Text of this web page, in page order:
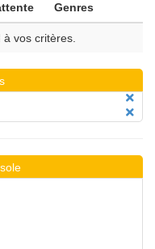
Genres
vos critères.